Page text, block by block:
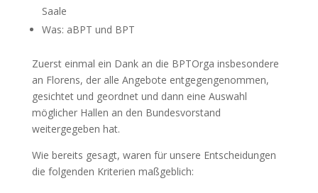
Saale
Was: aBPT und BPT
Zuerst einmal ein Dank an die BPTOrga insbesondere
an Florens, der alle Angebote entgegengenommen,
gesichtet und geordnet und dann eine Auswahl
möglicher Hallen an den Bundesvorstand
weitergegeben hat.
Wie bereits gesagt, waren für unsere Entscheidungen
die folgenden Kriterien maßgeblich: